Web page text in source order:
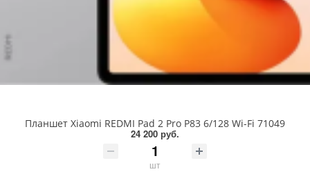
Планшет Xiaomi REDMI Pad 2 Pro P83 6/128 Wi-Fi 71049
24 200 руб.
шт